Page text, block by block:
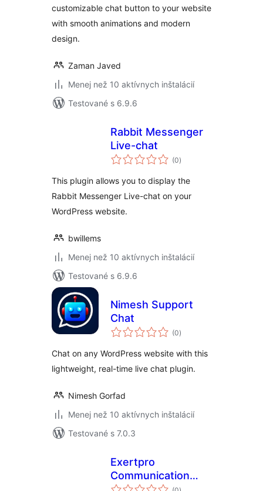
customizable chat button to your website
with smooth animations and modern
design.
Zaman Javed
Menej než 10 aktívnych inštalácií
Testované s 6.9.6
Rabbit Messenger
Live-chat
(0celkové
hodnotenie
)
This plugin allows you to display the
Rabbit Messenger Live-chat on your
WordPress website.
bwillems
Menej než 10 aktívnych inštalácií
Testované s 6.9.6
Nimesh Support
Chat
(0celkové
hodnotenie
)
Chat on any WordPress website with this
lightweight, real-time live chat plugin.
Nimesh Gorfad
Menej než 10 aktívnych inštalácií
Testované s 7.0.3
Exertpro
Communication
celkové